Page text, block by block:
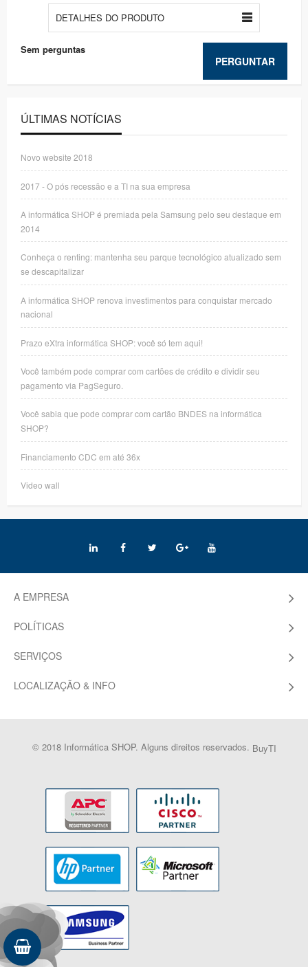
DETALHES DO PRODUTO
PERGUNTAR
Sem perguntas
ÚLTIMAS NOTÍCIAS
Novo website 2018
2017 - O pós recessão e a TI na sua empresa
A informática SHOP é premiada pela Samsung pelo seu destaque em
2014
Conheça o renting: mantenha seu parque tecnológico atualizado sem
se descapitalizar
A informática SHOP renova investimentos para conquistar mercado
nacional
Prazo eXtra informática SHOP: você só tem aqui!
Você também pode comprar com cartões de crédito e dividir seu
pagamento via PagSeguro.
Você sabia que pode comprar com cartão BNDES na informática
SHOP?
Financiamento CDC em até 36x
Video wall
A EMPRESA
POLÍTICAS
SERVIÇOS
LOCALIZAÇÃO & INFO
© 2018 Informática SHOP. Alguns direitos reservados. BuyTI